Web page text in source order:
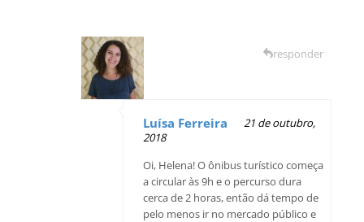
Luísa Ferreira
21 de outubro,
2018
Oi, Helena! O ônibus turístico começa
a circular às 9h e o percurso dura
cerca de 2 horas, então dá tempo de
pelo menos ir no mercado público e
responder